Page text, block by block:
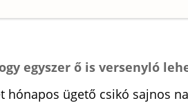
egyszer ő is versenyló
hónapos ügető csikó sajnos